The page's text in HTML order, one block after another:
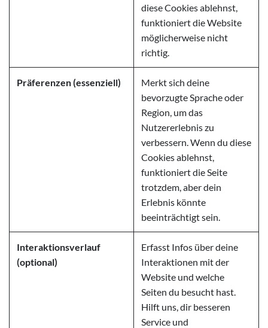
diese Cookies ablehnst,
funktioniert die Website
möglicherweise nicht
richtig.
Präferenzen (essenziell)
Merkt sich deine
bevorzugte Sprache oder
Region, um das
Nutzererlebnis zu
verbessern. Wenn du diese
Cookies ablehnst,
funktioniert die Seite
trotzdem, aber dein
Erlebnis könnte
beeinträchtigt sein.
Interaktionsverlauf
(optional)
Erfasst Infos über deine
Interaktionen mit der
Website und welche
Seiten du besucht hast.
Hilft uns, dir besseren
Service und